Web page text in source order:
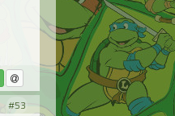
#53